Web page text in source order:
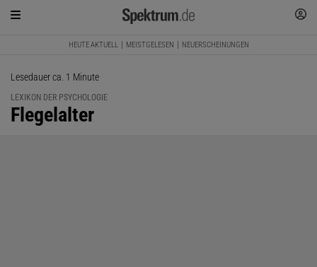
HEUTE AKTUELL MEISTGELESEN NEUERSCHEINUNGEN
Lesedauer ca. 1 Minute
LEXIKON DER PSYCHOLOGIE
:
Flegelalter